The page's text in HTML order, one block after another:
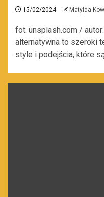
15/02/2024 Matylda
fot. unsplash.com /
alternatywna to szeroki
style i podejścia, które